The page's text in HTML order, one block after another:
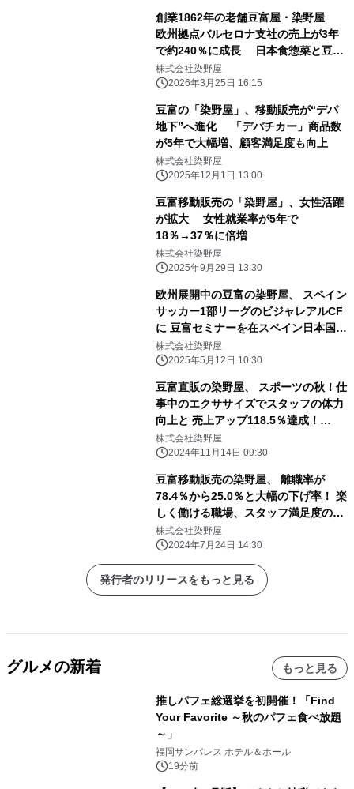
創業1862年の老舗豆富屋・染野屋
欧州拠点バルセロナ支社の売上が3年
で約240％に成長 日本食惣菜と豆富
を中心に欧州で人気拡大
株式会社染野屋
2026年3月25日 16:15
豆富の「染野屋」、移動販売が“デパ
地下”へ進化 「デパチカー」商品数
が5年で大幅増、顧客満足度も向上
株式会社染野屋
2025年12月1日 13:00
豆富移動販売の「染野屋」、女性活躍
が拡大 女性就業率が5年で
18％→37％に倍増
株式会社染野屋
2025年9月29日 13:30
欧州展開中の豆富の染野屋、 スペイン
サッカー1部リーグのビジャレアルCF
に 豆富セミナーを在スペイン日本国大
使館と連携開催！ 植物性たんぱく質で
アスリートの栄養向上へ！
株式会社染野屋
2025年5月12日 10:30
豆富直販の染野屋、 スポーツの秋！仕
事中のエクササイズでスタッフの体力
向上と 売上アップ118.5％達成！
SDGs目標3健康増進と賃金アップを両
立！
株式会社染野屋
2024年11月14日 09:30
豆富移動販売の染野屋、 離職率が
78.4％から25.0％と大幅の下げ率！ 楽
しく働ける職場、スタッフ満足度の環
境を整える
株式会社染野屋
2024年7月24日 14:30
発行者のリリースをもっと見る
グルメの新着 もっと見る
推しパフェ総選挙を初開催！「Find
Your Favorite ～秋のパフェ食べ放題
～」
福岡サンパレス ホテル＆ホール
19分前